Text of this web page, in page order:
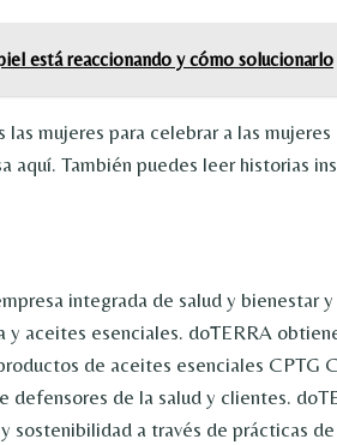
está reaccionando y cómo solucionarlo
las mujeres para celebrar a las
aquí. También puedes leer historias
integrada de salud y bienestar
y aceites esenciales. dōTERRA
de aceites esenciales CPTG
defensores de la salud y clientes.
sostenibilidad a través de prácticas